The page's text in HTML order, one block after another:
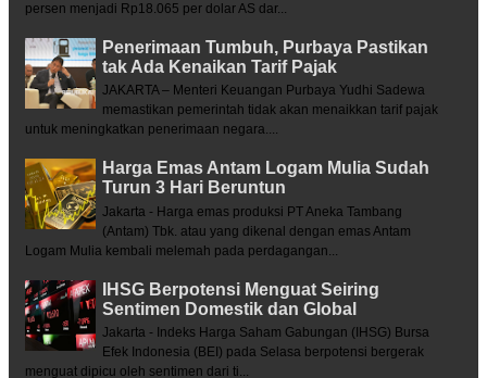
persen menjadi Rp18.065 per dolar AS dar...
Penerimaan Tumbuh, Purbaya Pastikan
tak Ada Kenaikan Tarif Pajak
JAKARTA – Menteri Keuangan Purbaya Yudhi Sadewa
memastikan pemerintah tidak akan menaikkan tarif pajak
untuk meningkatkan penerimaan negara....
Harga Emas Antam Logam Mulia Sudah
Turun 3 Hari Beruntun
Jakarta - Harga emas produksi PT Aneka Tambang
(Antam) Tbk. atau yang dikenal dengan emas Antam
Logam Mulia kembali melemah pada perdagangan...
IHSG Berpotensi Menguat Seiring
Sentimen Domestik dan Global
Jakarta - Indeks Harga Saham Gabungan (IHSG) Bursa
Efek Indonesia (BEI) pada Selasa berpotensi bergerak
menguat dipicu oleh sentimen dari ti...